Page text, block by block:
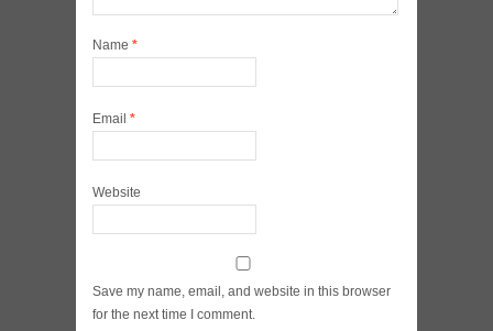
Name *
Email *
Website
Save my name, email, and website in this browser
for the next time I comment.